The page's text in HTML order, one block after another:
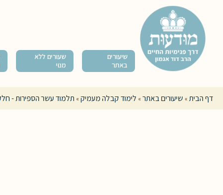
שיעורים
באתר
שעורים ללא
מנוי
דף הבית» שיעורים באתר» לימוד קבלה מעמיק» תלמוד עשר הספירות -